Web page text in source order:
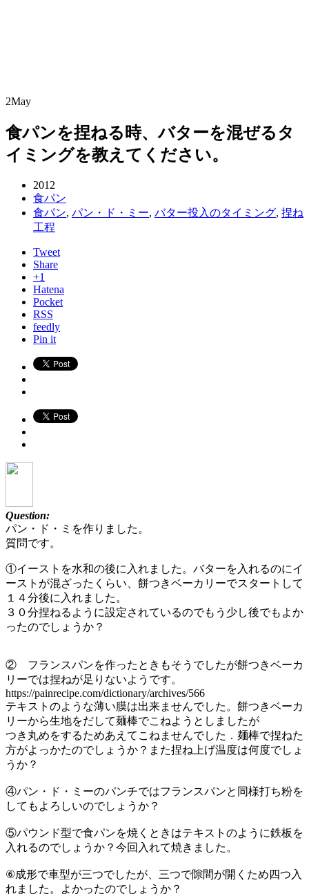
2May
食パンを捏ねる時、バターを混ぜるタ
イミングを教えてください。
2012
食パン
食パン, パン・ド・ミー, バター投入のタイミング, 捏ね
工程
Tweet
Share
+1
Hatena
Pocket
RSS
feedly
Pin it
Question:
パン・ド・ミを作りました。
質問です。
①イーストを水和の後に入れました。バターを入れるのにイ
ーストが混ざったくらい、餅つきベーカリーでスタートして
１４分後に入れました。
３０分捏ねるように設定されているのでもう少し後でもよか
ったのでしょうか？
② フランスパンを作ったときもそうでしたが餅つきベーカ
リーでは捏ねが足りないようです。
https://painrecipe.com/dictionary/archives/566
テキストのような薄い膜は出来ませんでした。餅つきベーカ
リーから生地をだして麺棒でこねようとしましたが
つき丸めをするためあえてこねませんでした．麺棒で捏ねた
方がよっかたのでしょうか？また捏ね上げ温度は何度でしょ
うか？
④パン・ド・ミーのパンチではフランスパンと同様打ち粉を
してもよろしいのでしょうか？
⑤パウンド型で食パンを焼くときはテキストのように鉄板を
入れるのでしょうか？今回入れて焼きました。
⑥成形で車型が三つでしたが、三つで隙間が開くため四つ入
れました。よかったのでしょうか？